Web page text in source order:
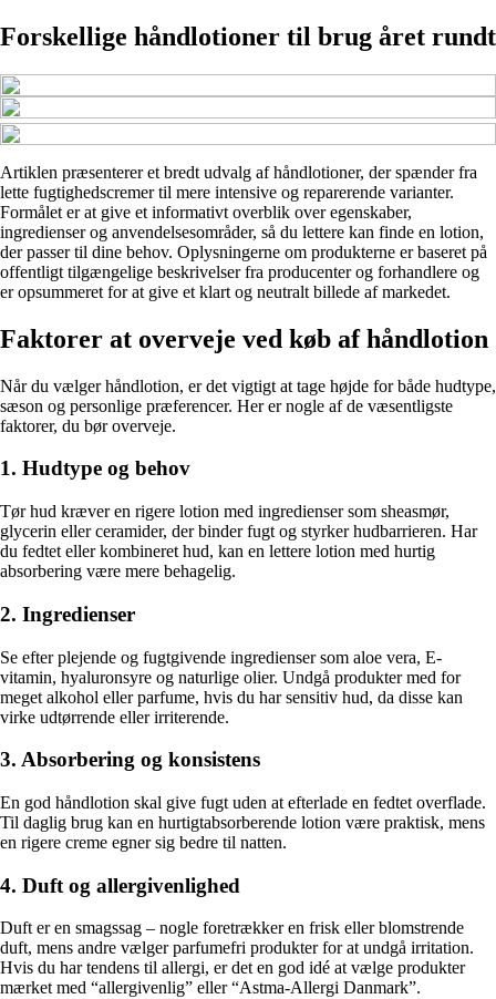
Forskellige håndlotioner til brug året rundt
Artiklen præsenterer et bredt udvalg af håndlotioner, der spænder fra
lette fugtighedscremer til mere intensive og reparerende varianter.
Formålet er at give et informativt overblik over egenskaber,
ingredienser og anvendelsesområder, så du lettere kan finde en lotion,
der passer til dine behov. Oplysningerne om produkterne er baseret på
offentligt tilgængelige beskrivelser fra producenter og forhandlere og
er opsummeret for at give et klart og neutralt billede af markedet.
Faktorer at overveje ved køb af håndlotion
Når du vælger håndlotion, er det vigtigt at tage højde for både hudtype,
sæson og personlige præferencer. Her er nogle af de væsentligste
faktorer, du bør overveje.
1. Hudtype og behov
Tør hud kræver en rigere lotion med ingredienser som sheasmør,
glycerin eller ceramider, der binder fugt og styrker hudbarrieren. Har
du fedtet eller kombineret hud, kan en lettere lotion med hurtig
absorbering være mere behagelig.
2. Ingredienser
Se efter plejende og fugtgivende ingredienser som aloe vera, E-
vitamin, hyaluronsyre og naturlige olier. Undgå produkter med for
meget alkohol eller parfume, hvis du har sensitiv hud, da disse kan
virke udtørrende eller irriterende.
3. Absorbering og konsistens
En god håndlotion skal give fugt uden at efterlade en fedtet overflade.
Til daglig brug kan en hurtigtabsorberende lotion være praktisk, mens
en rigere creme egner sig bedre til natten.
4. Duft og allergivenlighed
Duft er en smagssag – nogle foretrækker en frisk eller blomstrende
duft, mens andre vælger parfumefri produkter for at undgå irritation.
Hvis du har tendens til allergi, er det en god idé at vælge produkter
mærket med “allergivenlig” eller “Astma-Allergi Danmark”.